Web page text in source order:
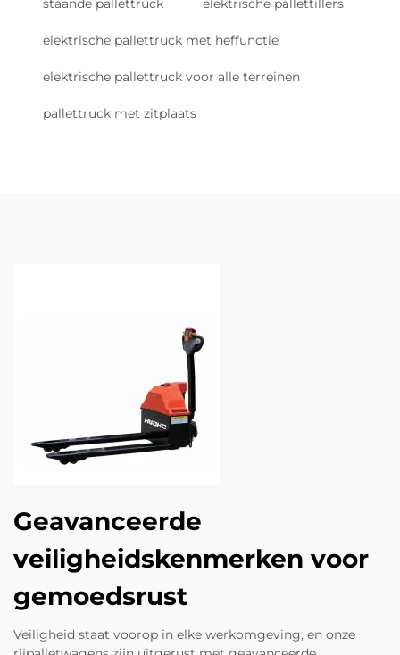
staande pallettruck elektrische pallettillers
elektrische pallettruck met heffunctie
elektrische pallettruck voor alle terreinen
pallettruck met zitplaats
Geavanceerde
veiligheidskenmerken voor
gemoedsrust
Veiligheid staat voorop in elke werkomgeving, en onze